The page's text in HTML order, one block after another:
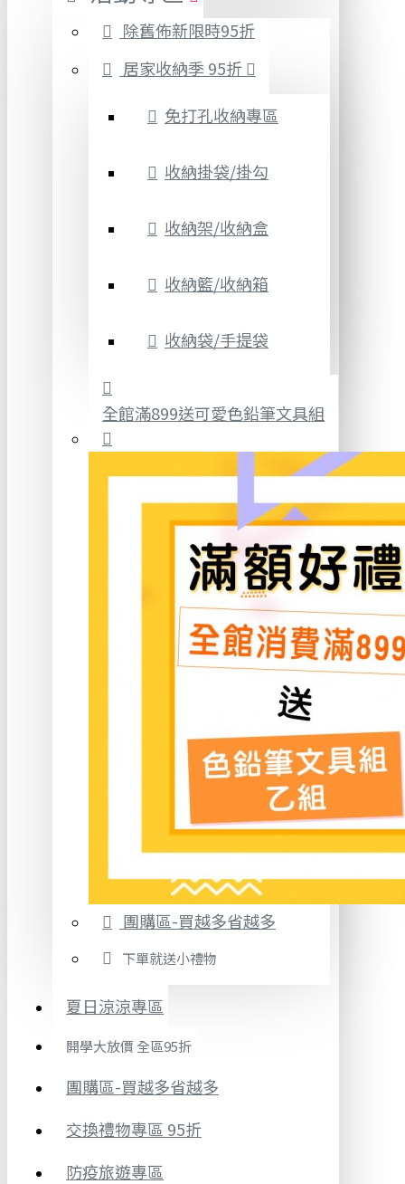
除舊佈新限時95折
居家收納季 95折
免打孔收納專區
收納掛袋/掛勾
收納架/收納盒
收納籃/收納箱
收納袋/手提袋
全館滿899送可愛色鉛筆文具組
團購區-買越多省越多
下單就送小禮物
夏日涼涼專區
開學大放價 全區95折
團購區-買越多省越多
交換禮物專區 95折
防疫旅遊專區